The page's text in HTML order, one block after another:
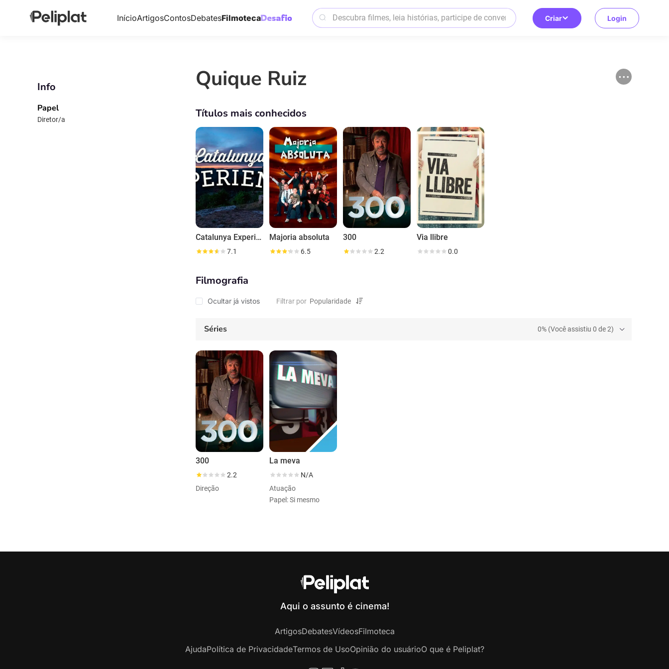
InícioArtigosContosDebatesFilmoteca Criar Login
Info
Papel
Diretor/a
Quique Ruiz
Títulos mais conhecidos
Catalunya Experience
7.1
Majoria absoluta
6.5
300
2.2
Via llibre
0.0
Filmografia
Ocultar já vistos Filtrar por
Séries 0% (Você assistiu 0 de 2)
300
2.2
Direção
La meva
N/A
Atuação
Papel: Si mesmo
Aqui o assunto é cinema!
ArtigosDebatesVídeosFilmoteca
AjudaPolítica de PrivacidadeTermos de UsoOpinião do usuárioO que é Peliplat?